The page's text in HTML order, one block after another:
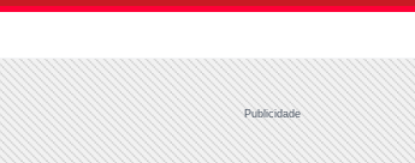
Publicidade